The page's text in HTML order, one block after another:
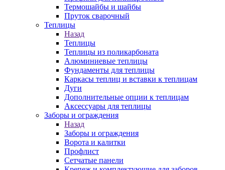
Термошайбы и шайбы
Пруток сварочный
Теплицы
Назад
Теплицы
Теплицы из поликарбоната
Алюминиевые теплицы
Фундаменты для теплицы
Каркасы теплиц и вставки к теплицам
Дуги
Дополнительные опции к теплицам
Аксессуары для теплицы
Заборы и ограждения
Назад
Заборы и ограждения
Ворота и калитки
Профлист
Сетчатые панели